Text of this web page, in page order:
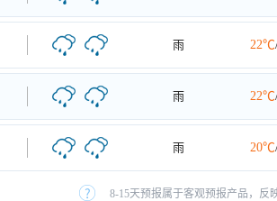
雨 22℃
雨 22℃
雨 20℃
8-15天预报属于客观预报产品，反